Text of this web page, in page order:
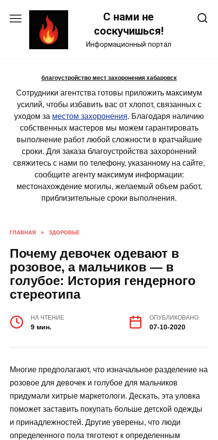
С нами не
соскучишься!
Информационный портал
благоустройство мест захоронения хабаровск
Сотрудники агентства готовы приложить максимум
усилий, чтобы избавить вас от хлопот, связанных с
уходом за местом захоронения. Благодаря наличию
собственных мастеров мы можем гарантировать
выполнение работ любой сложности в кратчайшие
сроки. Для заказа благоустройства захоронений
свяжитесь с нами по телефону, указанному на сайте,
сообщите агенту максимум информации:
местонахождение могилы, желаемый объем работ,
приблизительные сроки выполнения.
ГЛАВНАЯ » ЗДОРОВЬЕ
Почему девочек одевают в
розовое, а мальчиков — в
голубое: История гендерного
стереотипа
НА ЧТЕНИЕ
9 мин.
ОПУБЛИКОВАНО
07-10-2020
Многие предполагают, что изначальное разделение на
розовое для девочек и голубое для мальчиков
придумали хитрые маркетологи. Дескать, эта уловка
поможет заставить покупать больше детской одежды
и принадлежностей. Другие уверены, что люди
определенного пола тяготеют к определенным